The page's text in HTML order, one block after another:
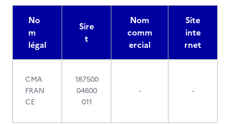
No
m
légal
Sire
t
Nom
comm
ercial
Site
inte
rnet
CMA
FRAN
CE
187500
04600
011
- -